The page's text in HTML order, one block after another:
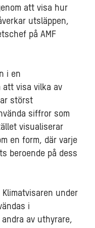
att visa hur
utsläppen,
på AMF
i en
att visa vilka av
störst
siffror som
visualiserar
en form, där varje
beroende på dess
under
i
av uthyrare,